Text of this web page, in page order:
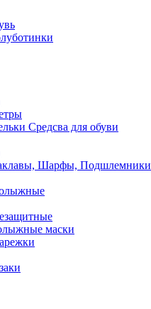
Средсва для обуви
Шарфы, Подшлемники
маски